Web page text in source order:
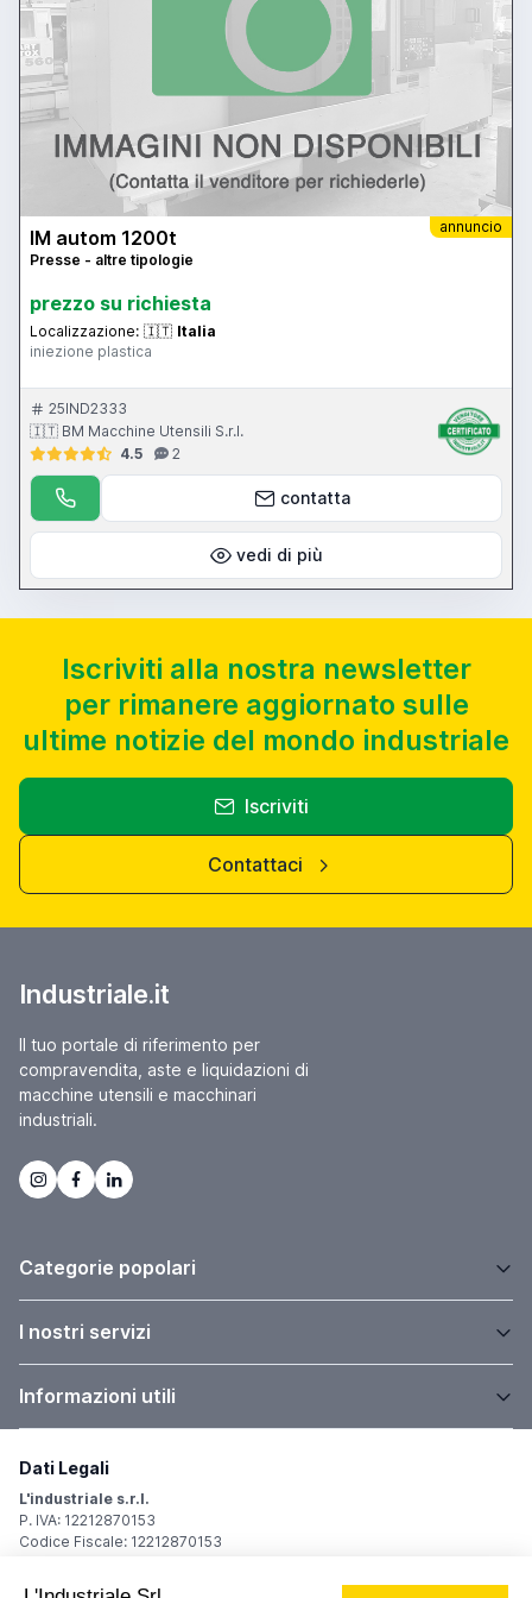
annuncio
IM autom 1200t
Presse - altre tipologie
prezzo su richiesta
Localizzazione: 🇮🇹 Italia
iniezione plastica
25IND2333
🇮🇹 BM Macchine Utensili S.r.l.
4.5
2
contatta
vedi di più
Iscriviti alla nostra newsletter
per rimanere aggiornato sulle
ultime notizie del mondo industriale
Iscriviti
Contattaci
Industriale.it
Il tuo portale di riferimento per
compravendita, aste e liquidazioni di
macchine utensili e macchinari
industriali.
Categorie popolari
I nostri servizi
Informazioni utili
Dati Legali
L'industriale s.r.l.
P. IVA: 12212870153
Codice Fiscale: 12212870153
Sede Legale